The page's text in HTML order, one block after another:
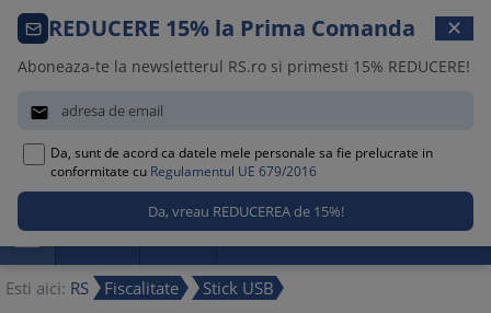
Comanda telefonica · 021 209 45 12

 Promotii Noutati Reduceri
Esti aici: RS Fiscalitate Stick USB
REDUCERE 15% la Prima Comanda ✕
Aboneaza-te la newsletterul RS.ro si primesti 15% REDUCERE!

Da, sunt de acord ca datele mele personale sa fie prelucrate in
conformitate cu Regulamentul UE 679/2016